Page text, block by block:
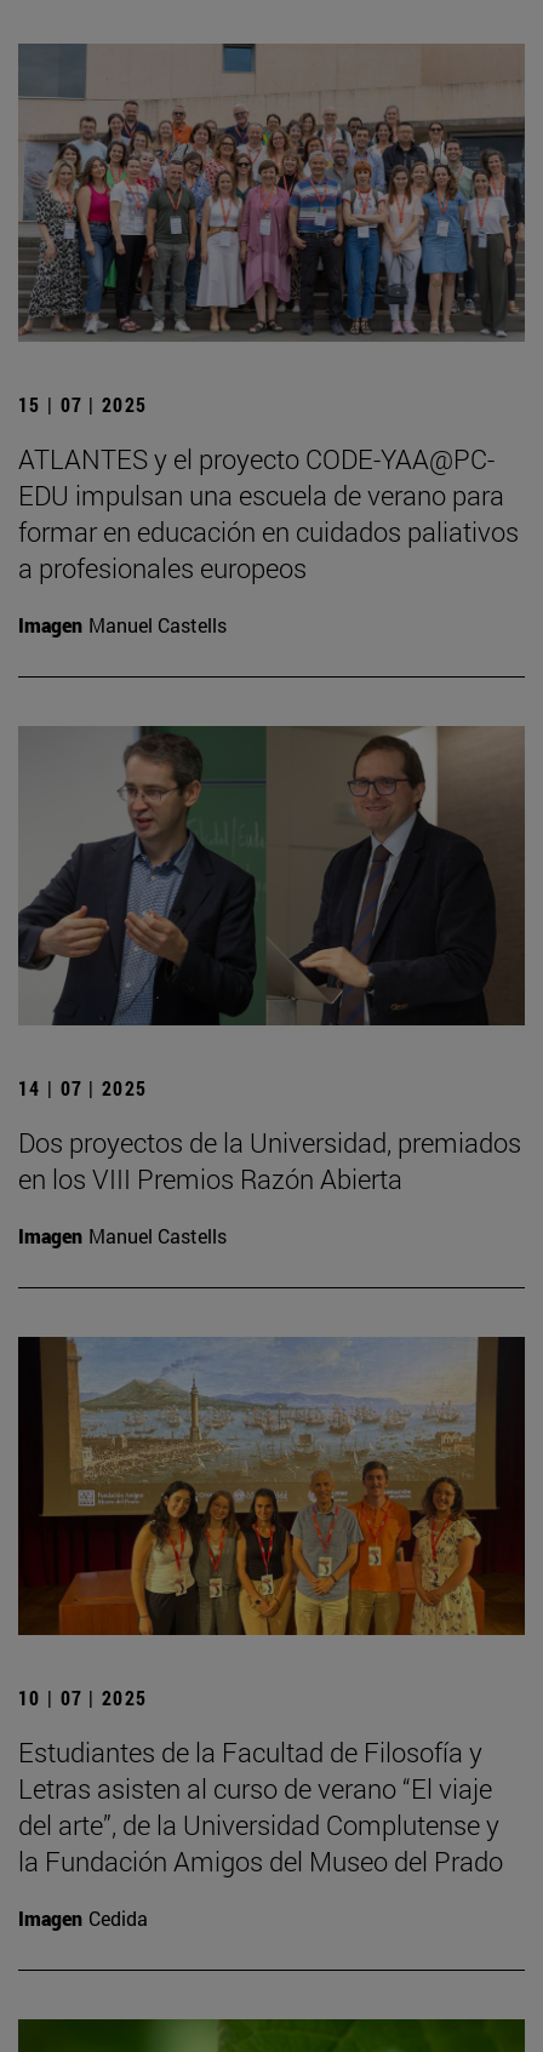
15 | 07 | 2025
ATLANTES y el proyecto CODE-YAA@PC-
EDU impulsan una escuela de verano para
formar en educación en cuidados paliativos
a profesionales europeos
Imagen Manuel Castells
14 | 07 | 2025
Dos proyectos de la Universidad, premiados
en los VIII Premios Razón Abierta
Imagen Manuel Castells
10 | 07 | 2025
Estudiantes de la Facultad de Filosofía y
Letras asisten al curso de verano “El viaje
del arte”, de la Universidad Complutense y
la Fundación Amigos del Museo del Prado
Imagen Cedida